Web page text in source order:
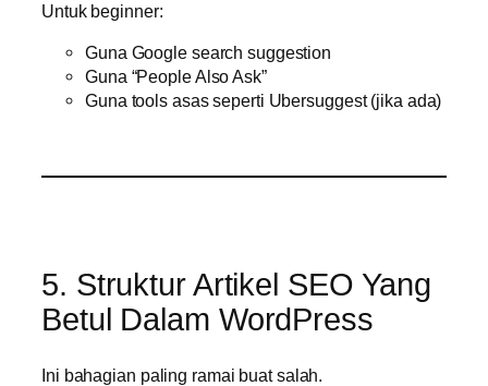
Untuk beginner:
Guna Google search suggestion
Guna “People Also Ask”
Guna tools asas seperti Ubersuggest (jika ada)
5. Struktur Artikel SEO Yang
Betul Dalam WordPress
Ini bahagian paling ramai buat salah.